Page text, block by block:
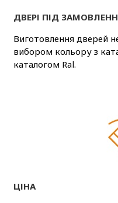
ДВЕРІ ПІД
Виготовлення дверей
вибором кольору з
каталогом Ral.
ЦІНА